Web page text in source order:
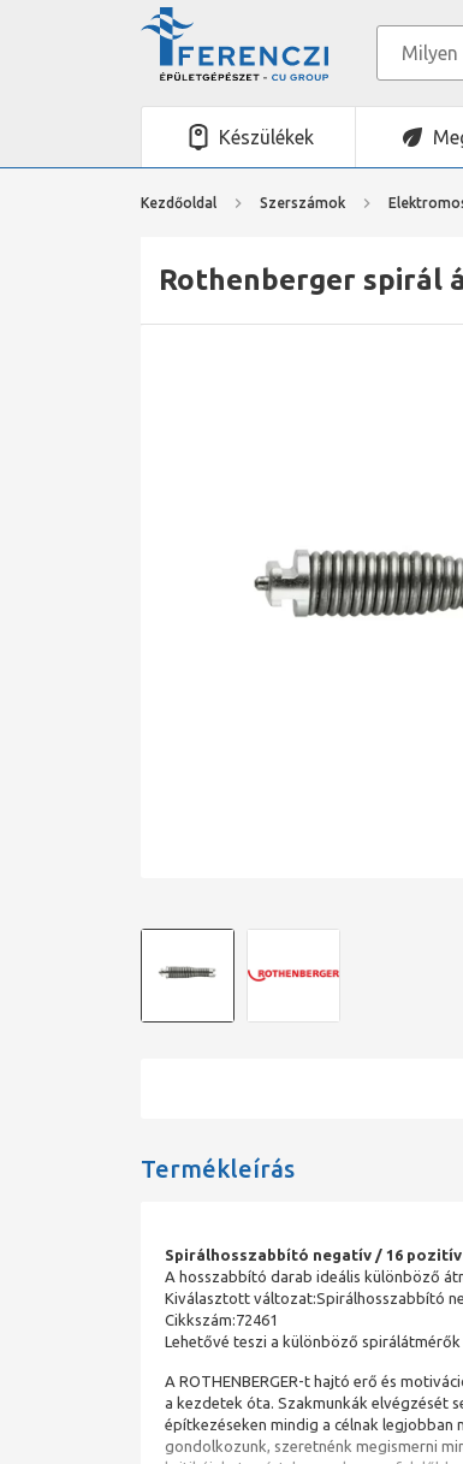
Készülékek
Kezdőoldal Szerszámok
Rothenberger spirál
Termékleírás
Spirálhosszabbító negatív / 16 pozitív
A hosszabbító darab ideális különböző
Kiválasztott változat:Spirálhosszabbító
Cikkszám:72461
Lehetővé teszi a különböző
A ROTHENBERGER-t hajtó erő és
a kezdetek óta. Szakmunkák elvégzését
építkezéseken mindig a célnak
gondolkozunk, szeretnénk megismerni